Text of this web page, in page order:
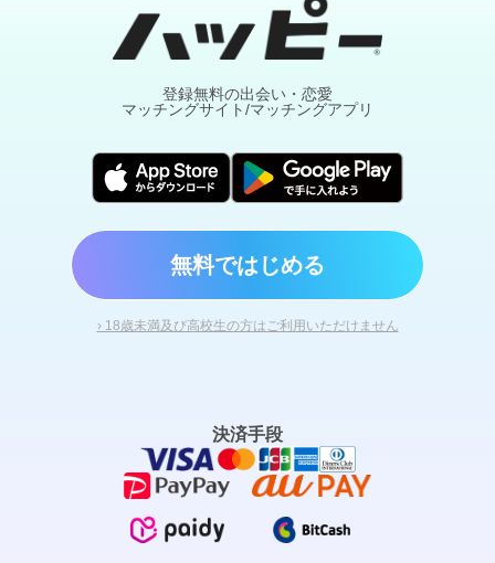
登録無料の出会い・恋愛
マッチングサイト/マッチングアプリ
無料ではじめる
› 18歳未満及び高校生の方はご利用いただけません
決済手段